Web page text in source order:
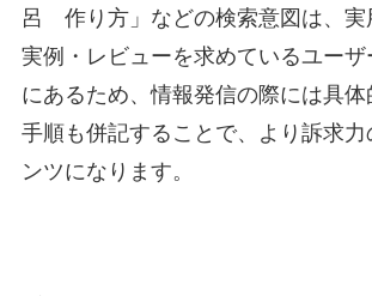
呂 作り方」などの検索意図は、実
実例・レビューを求めているユーザ
にあるため、情報発信の際には具
手順も併記することで、より訴求
ンツになります。